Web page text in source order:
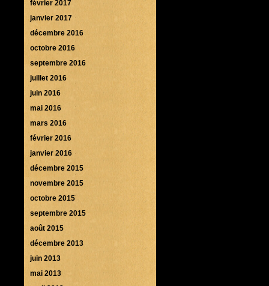
février 2017
janvier 2017
décembre 2016
octobre 2016
septembre 2016
juillet 2016
juin 2016
mai 2016
mars 2016
février 2016
janvier 2016
décembre 2015
novembre 2015
octobre 2015
septembre 2015
août 2015
décembre 2013
juin 2013
mai 2013